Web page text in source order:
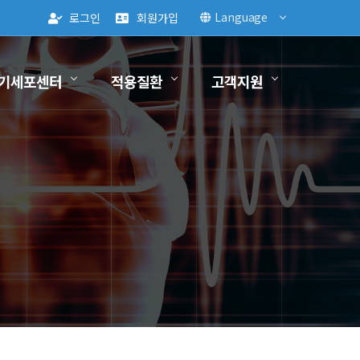
로그인 회원가입 Language
세포센터 적용질환 고객지원